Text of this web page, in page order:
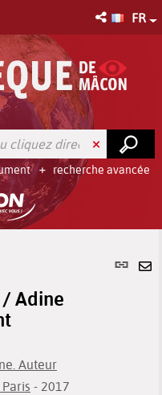
FR
recherche avancée
Lien
/ Adine
Auteur
- 2017